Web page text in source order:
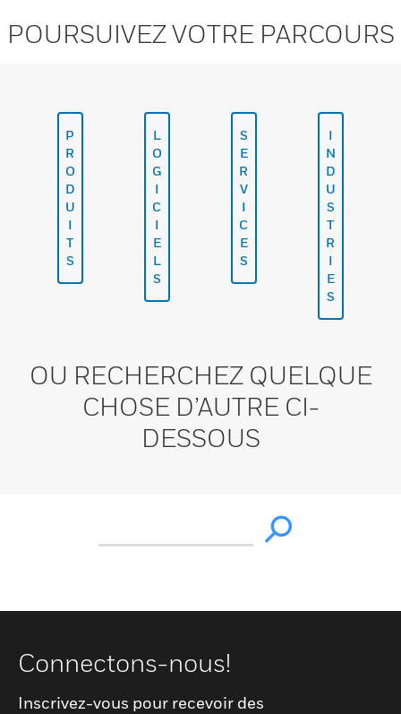
POURSUIVEZ VOTRE PARCOURS
P
R
O
D
U
I
T
S
L
O
G
I
C
I
E
L
S
S
E
R
V
I
C
E
S
I
N
D
U
S
T
R
I
E
S
OU RECHERCHEZ QUELQUE
CHOSE D’AUTRE CI-
DESSOUS
Connectons-nous!
Inscrivez-vous pour recevoir des